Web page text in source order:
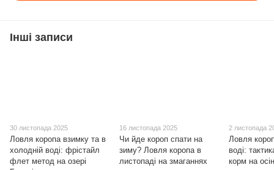
Інші записи
30 листопада 2025
Ловля коропа взимку та в
холодній воді: фрістайл
флет метод на озері
16 листопада 2025
Чи йде короп спати на
зиму? Ловля коропа в
листопаді на змаганнях
2 листопада
Ловля
воді:
корм на